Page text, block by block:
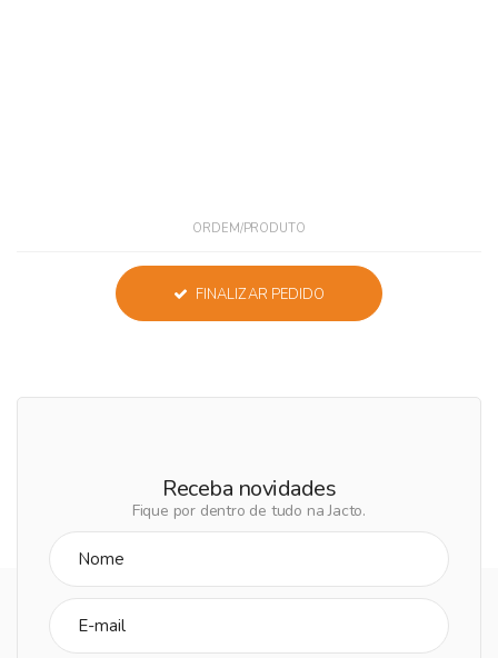
ORDEM/PRODUTO
FINALIZAR PEDIDO
Receba novidades
Fique por dentro de tudo na Jacto.